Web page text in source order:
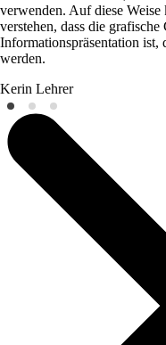
verwenden. Auf diese
verstehen, dass die
Informationspräsentation ist,
werden.
Kerin Lehrer